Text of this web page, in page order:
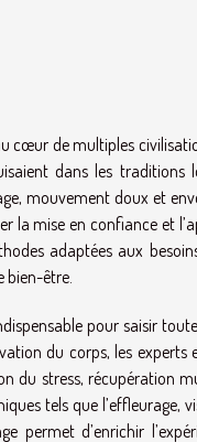
cœur de multiples
dans les traditions
mouvement doux et
mise en confiance et
adaptées aux
bien-être.
pour saisir
du corps, les
du stress, récupération
tels que l’effleurage,
permet d’enrichir